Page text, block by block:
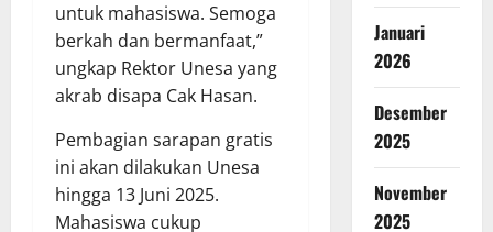
untuk mahasiswa. Semoga
berkah dan bermanfaat,”
ungkap Rektor Unesa yang
akrab disapa Cak Hasan.
Pembagian sarapan gratis
ini akan dilakukan Unesa
hingga 13 Juni 2025.
Mahasiswa cukup
Januari
2026
Desember
2025
November
2025